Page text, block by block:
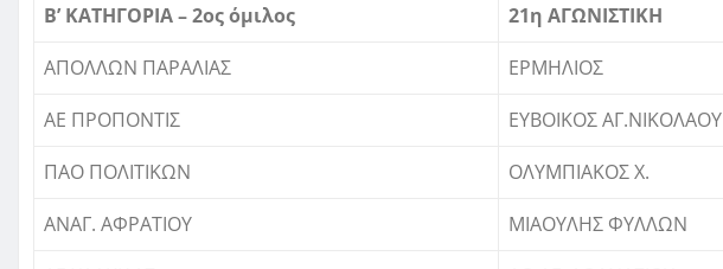
Β’ ΚΑΤΗΓΟΡΙΑ – 2ος όμιλος 21η ΑΓΩΝΙΣΤΙΚΗ
ΑΠΟΛΛΩΝ ΠΑΡΑΛΙΑΣ
ΕΡΜΗΛΙΟΣ
ΑΕ ΠΡΟΠΟΝΤΙΣ
ΕΥΒΟΙΚΟΣ ΑΓ.ΝΙΚΟΛΑΟΥ
ΠΑΟ ΠΟΛΙΤΙΚΩΝ
ΟΛΥΜΠΙΑΚΟΣ Χ.
ΑΝΑΓ. ΑΦΡΑΤΙΟΥ
ΜΙΑΟΥΛΗΣ ΦΥΛΛΩΝ